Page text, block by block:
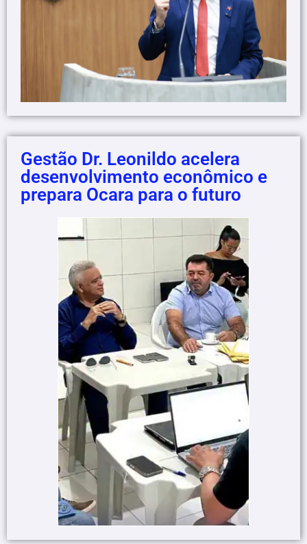
Gestão Dr. Leonildo acelera
desenvolvimento econômico e
prepara Ocara para o futuro